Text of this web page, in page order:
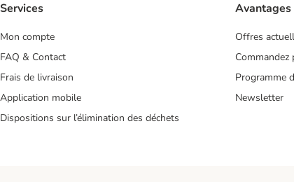
Services
Mon compte
FAQ & Contact
Frais de livraison
Application mobile
Dispositions sur l’élimination des déchets
Offres
Commandez
Programme
Newsletter